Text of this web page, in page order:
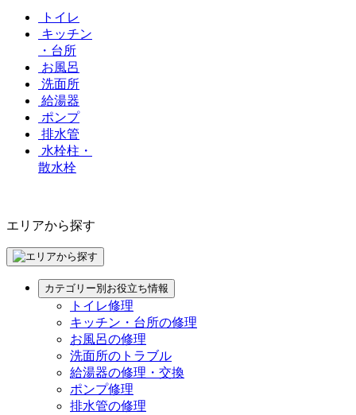
トイレ
キッチン
・台所
お風呂
洗面所
給湯器
ポンプ
排水管
水栓柱・
散水栓
エリアから探す
カテゴリー別お役立ち情報
トイレ修理
キッチン・台所の修理
お風呂の修理
洗面所のトラブル
給湯器の修理・交換
ポンプ修理
排水管の修理